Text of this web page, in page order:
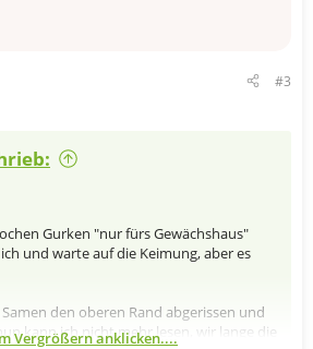
#3
Gurken "nur fürs Gewächshaus"
und warte auf die Keimung, aber es
den oberen Rand abgerissen und
kann ich nicht mehr lesen, wir lange die
Vergrößern anklicken....